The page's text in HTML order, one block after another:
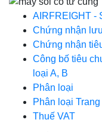
AIRFREIGHT -
Chứng nhận
Chứng nhận
Công bố tiêu
loại A, B
Phân loại
Phân loại
Thuế VAT